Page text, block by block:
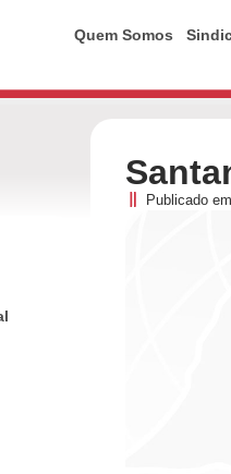
Quem Somos
Publicado